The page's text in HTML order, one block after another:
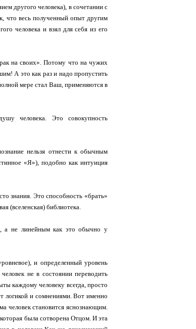
другого человека), в сочетании с
что весь полученный опыт другим
человека и взял для себя из его
на своих». Потому что на чужих
А это как раз и надо пропустить
мере стал Ваш, применяются в
человека. Это совокупность
нельзя отнести к обычным
«Я»), подобно как интуиция
знания. Это способность «брать»
(вселенская) библиотека.
а не линейным как это обычно у
и определенный уровень
не в состоянии переводить
каждому человеку всегда, просто
логикой и сомнениями. Вот именно
человек становится яснознающим.
была сотворена Отцом. И эта